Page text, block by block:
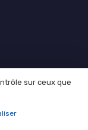
sur ceux que